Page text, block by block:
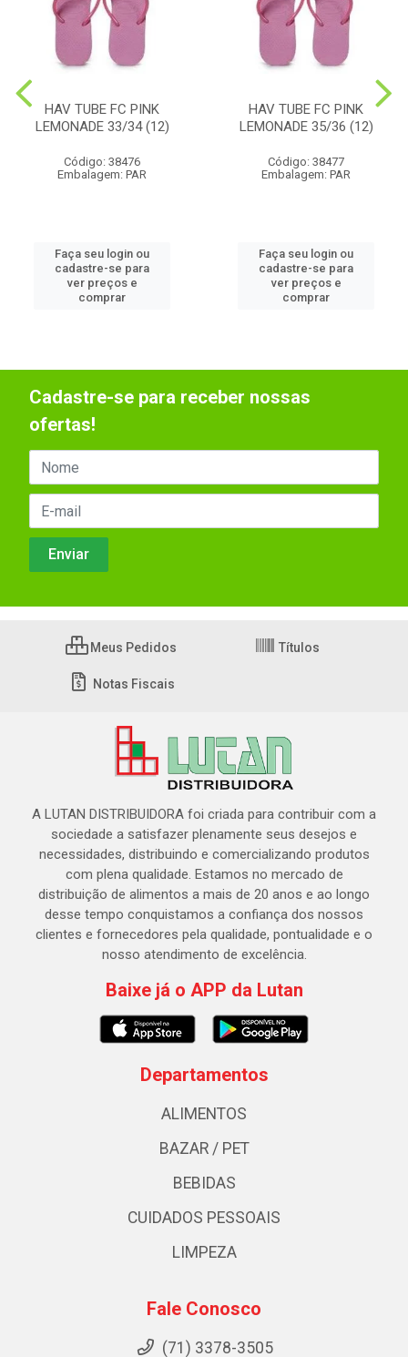
HAV TUBE FC PINK
LEMONADE 33/34 (12)
Código: 38476
Embalagem: PAR
Faça seu login ou
cadastre-se para
ver preços e
comprar
HAV TUBE FC PINK
LEMONADE 35/36 (12)
Código: 38477
Embalagem: PAR
Faça seu login ou
cadastre-se para
ver preços e
comprar
Cadastre-se para receber nossas
ofertas!
Meus Pedidos Títulos
Notas Fiscais
A LUTAN DISTRIBUIDORA foi criada para contribuir com a
sociedade a satisfazer plenamente seus desejos e
necessidades, distribuindo e comercializando produtos
com plena qualidade. Estamos no mercado de
distribuição de alimentos a mais de 20 anos e ao longo
desse tempo conquistamos a confiança dos nossos
clientes e fornecedores pela qualidade, pontualidade e o
nosso atendimento de excelência.
Baixe já o APP da Lutan
Departamentos
ALIMENTOS
BAZAR / PET
BEBIDAS
CUIDADOS PESSOAIS
LIMPEZA
Fale Conosco
(71) 3378-3505